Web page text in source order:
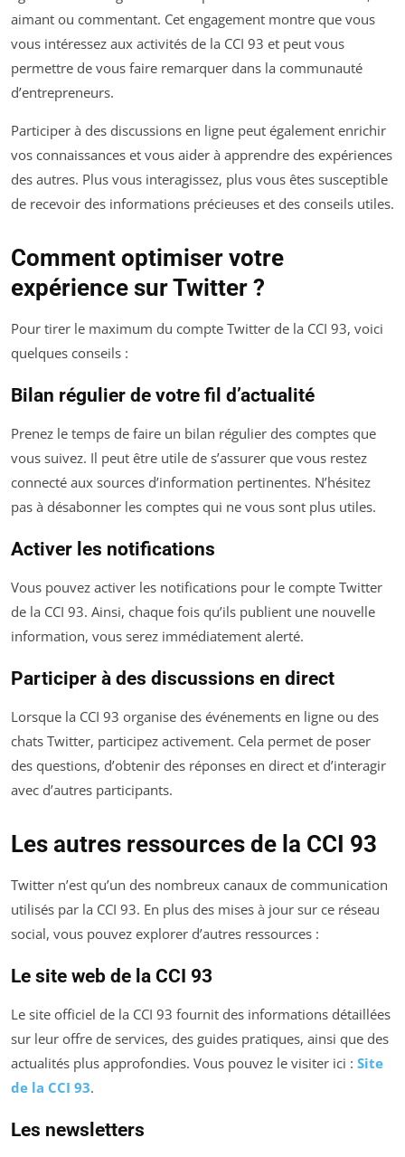
aimant ou commentant. Cet engagement montre que vous
vous intéressez aux activités de la CCI 93 et peut vous
permettre de vous faire remarquer dans la communauté
d’entrepreneurs.
Participer à des discussions en ligne peut également enrichir
vos connaissances et vous aider à apprendre des expériences
des autres. Plus vous interagissez, plus vous êtes susceptible
de recevoir des informations précieuses et des conseils utiles.
Comment optimiser votre
expérience sur Twitter ?
Pour tirer le maximum du compte Twitter de la CCI 93, voici
quelques conseils :
Bilan régulier de votre fil d’actualité
Prenez le temps de faire un bilan régulier des comptes que
vous suivez. Il peut être utile de s’assurer que vous restez
connecté aux sources d’information pertinentes. N’hésitez
pas à désabonner les comptes qui ne vous sont plus utiles.
Activer les notifications
Vous pouvez activer les notifications pour le compte Twitter
de la CCI 93. Ainsi, chaque fois qu’ils publient une nouvelle
information, vous serez immédiatement alerté.
Participer à des discussions en direct
Lorsque la CCI 93 organise des événements en ligne ou des
chats Twitter, participez activement. Cela permet de poser
des questions, d’obtenir des réponses en direct et d’interagir
avec d’autres participants.
Les autres ressources de la CCI 93
Twitter n’est qu’un des nombreux canaux de communication
utilisés par la CCI 93. En plus des mises à jour sur ce réseau
social, vous pouvez explorer d’autres ressources :
Le site web de la CCI 93
Le site officiel de la CCI 93 fournit des informations détaillées
sur leur offre de services, des guides pratiques, ainsi que des
actualités plus approfondies. Vous pouvez le visiter ici : Site
de la CCI 93.
Les newsletters